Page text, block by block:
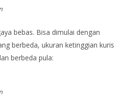
bebas. Bisa dimulai dengan
berbeda, ukuran ketinggian kuris
berbeda pula: